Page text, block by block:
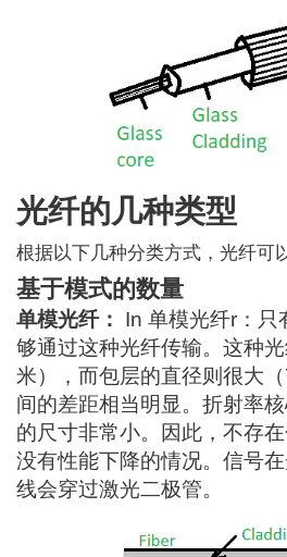
光纤的几种类型
根据以下几种分类方式，光纤可
基于模式的数量
单模光纤： In单模光纤r：只
够通过这种光纤传输。这种
米），而包层的直径则很大
间的差距相当明显。折射率
的尺寸非常小。因此，不存
没有性能下降的情况。信号
线会穿过激光二极管。